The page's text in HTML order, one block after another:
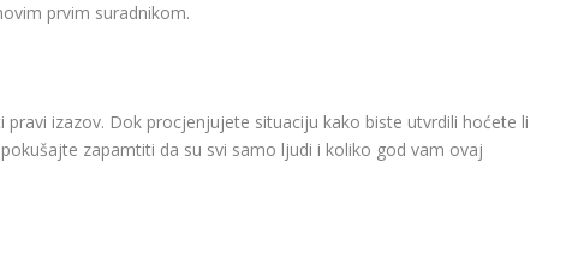
prvim suradnikom.
izazov. Dok procjenjujete situaciju kako biste utvrdili hoćete li
zapamtiti da su svi samo ljudi i koliko god vam ovaj